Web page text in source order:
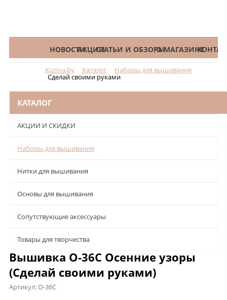
КАТАЛОГНОВОСТИАКЦИИСТАТЬИ И ОБЗОРЫО МАГАЗИНЕ
Kuzina.by Каталог Наборы для вышивания
Сделай своими руками
КАТАЛОГ
АКЦИИ И СКИДКИ
Наборы для вышивания
Нитки для вышивания
Основы для вышивания
Сопутствующие аксессуары
Товары для творчества
Вышивка О-36С Осенние узоры
(Сделай своими руками)
Артикул:О-36С